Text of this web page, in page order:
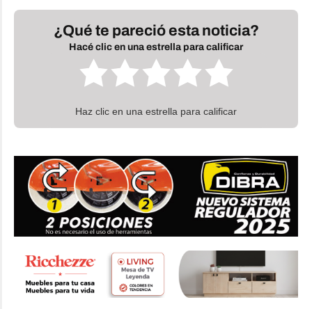
¿Qué te pareció esta noticia?
Hacé clic en una estrella para calificar
Haz clic en una estrella para calificar